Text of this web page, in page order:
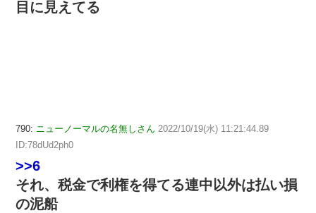
目に見えてる
790: ニューノーマルの名無しさん 2022/10/19(水) 11:21:44.89
ID:78dUd2ph0
>>6
それ、税金で利権を得てる連中以外は払い損
の泥船